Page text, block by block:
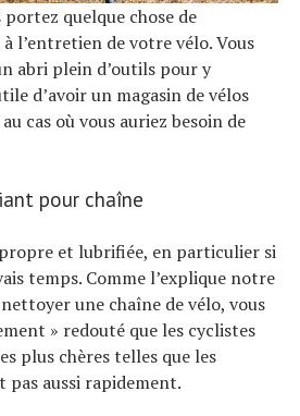
quelque chose de
l’entretien de votre vélo. Vous
abri plein d’outils pour y
d’avoir un magasin de vélos
cas où vous auriez besoin de
pour chaîne
et lubrifiée, en particulier si
temps. Comme l’explique notre
une chaîne de vélo, vous
» redouté que les cyclistes
plus chères telles que les
pas aussi rapidement.